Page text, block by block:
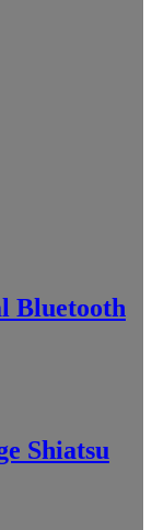
Bluetooth
Shiatsu